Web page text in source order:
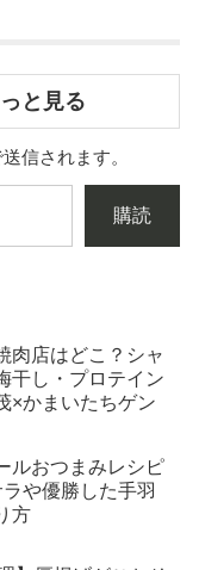
と見る
信されます。
購読
肉店はどこ？シャ
干し・プロテイン
×かまいたちゲン
ルおつまみレシピ
や優勝した手羽
方